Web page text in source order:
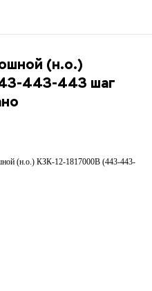
(н.о.)
443-443 шаг
(н.о.) КЗК-12-1817000В (443-443-